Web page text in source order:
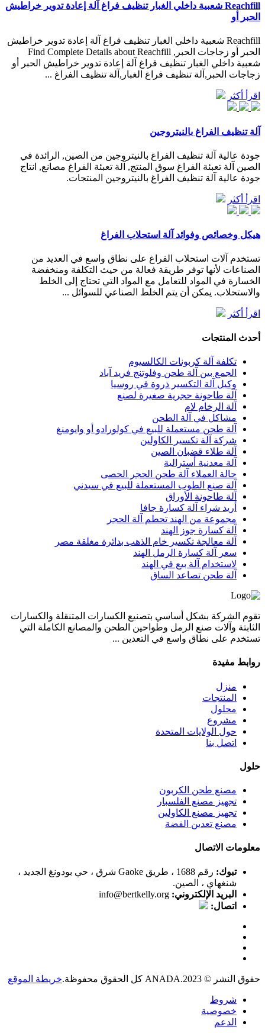
Reachfill شعبية داخلي الغبار تنظيف فراغ آلة إعادة تدوير خراطيش
الحبر أو
Reachfill شعبية داخلي الغبار تنظيف فراغ آلة إعادة تدوير خراطيش
الحبر أو زجاجات الحبر, Find Complete Details about Reachfill
شعبية داخلي الغبار تنظيف فراغ آلة إعادة تدوير خراطيش الحبر أو
زجاجات الحبر,آلة تنظيف فراغ الغبار,آلة تنظيف الفراغ ...
اقرأ أكثر
آلة تنظيف الفراغ بالنيتروجين
جودة عالية آلة تنظيف الفراغ بالنيتروجين من الصين, الرائدة في
الصين آلة تعبئة الفراغ سوق المنتج, آلة تعبئة الفراغ مصانع, انتاج
جودة عالية آلة تنظيف الفراغ بالنيتروجين المنتجات.
اقرأ أكثر
هيكل وخصائص وفوائد آلة استحلاب الفراغ
تستخدم آلات استحلاب الفراغ على نطاق واسع في العديد من
الصناعات لأنها توفر طريقة فعالة من حيث التكلفة ومنخفضة
الخسارة في المواد للتعامل مع المواد التي تحتاج إلى الخلط
والاستحلاب. يمكن أن يتم الخلط الصناعي للسوائل ...
اقرأ أكثر
أحدث المنتجات
تكلفة آلة كربونات الكالسيوم
الجمع بين آلة طحن وفلوتنج فريد آباد
وكيل آلة التكسير ذروة في روسيا
آلة طاحونة حجرية صغيرة لصنع
آلة الرخام لام
مشاكل في آلة الطحن
آلة طحن مستعملة للبيع في كولورادو أو وايومنغ
شركة آلة تكسير الكاولين
آلة طلاء قضبان الصين
آلة معدنية أسترالية
حالة العملاء آلة طحن الحجر الحصى
آلة صنع الطوب المستعملة للبيع في سيدني
آلة طاحونة الأوراق
أريد شراء آلة كسارة جافا
مجموعة من الهند تحطم آلة الحجر
آلة كسارة جوز الهند
آلة معالجة تكسير خام الذهب بدائرة مغلقة مصر
سعر آلة كسارة الرمل الهند
لاستخدام آلة بيع في الهند
آلة طحن تصاعد الساق
تقوم الشركة بشكل أساسي بتصنيع الكسارات المتنقلة والكسارات
الثابتة وآلات صنع الرمل وطواحين الطحن والمصانع الكاملة التي
تستخدم على نطاق واسع في التعدين ...
روابط مفيدة
منزل
المنتجات
محلول
مشروع
حول الولايات المتحدة
اتصل بنا
حلول
مصنع طحن الكربون
تجهيز مصنع الفلسبار
تجهيز مصنع الكاولين
مصنع تعدين الفضة
معلومات الاتصال
تبوك:
رقم 1688 ، طريق Gaoke شرق ، حي بودونغ الجديد ،
شنغهاي ، الصين.
البريد الإلكتروني: info@bertkelly.org
اتصال:
حقوق النشر © 2023.ANADA كل الحقوق محفوظة. خريطة الموقع
شروط
خصوصية
الدعم